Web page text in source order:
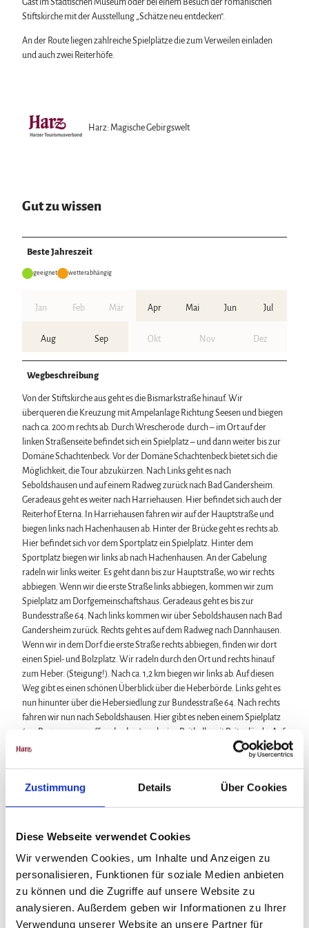
Zustimmung Details Über Cookies
Diese Webseite verwendet Cookies
Wir verwenden Cookies, um Inhalte und Anzeigen zu
personalisieren, Funktionen für soziale Medien anbieten
zu können und die Zugriffe auf unsere Website zu
analysieren. Außerdem geben wir Informationen zu Ihrer
Verwendung unserer Website an unsere Partner für
Gast im Städtischen Museum oder bei einem Besuch der romanischen
Stiftskirche mit der Ausstellung „Schätze neu entdecken“.
An der Route liegen zahlreiche Spielplätze die zum Verweilen einladen
und auch zwei Reiterhöfe.
Harz: Magische Gebirgswelt
Gut zu wissen
Beste Jahreszeit
geeignet wetterabhängig
Jan Feb Mär Apr Mai Jun Jul
Aug Sep Okt Nov Dez
Wegbeschreibung
Von der Stiftskirche aus geht es die Bismarkstraße hinauf. Wir
überqueren die Kreuzung mit Ampelanlage Richtung Seesen und biegen
nach ca. 200 m rechts ab. Durch Wrescherode durch – im Ort auf der
linken Straßenseite befindet sich ein Spielplatz – und dann weiter bis zur
Domäne Schachtenbeck. Vor der Domäne Schachtenbeck bietet sich die
Möglichkeit, die Tour abzukürzen. Nach Links geht es nach
Seboldshausen und auf einem Radweg zurück nach Bad Gandersheim.
Geradeaus geht es weiter nach Harriehausen. Hier befindet sich auch der
Reiterhof Eterna. In Harriehausen fahren wir auf der Hauptstraße und
biegen links nach Hachenhausen ab. Hinter der Brücke geht es rechts ab.
Hier befindet sich vor dem Sportplatz ein Spielplatz. Hinter dem
Sportplatz biegen wir links ab nach Hachenhausen. An der Gabelung
radeln wir links weiter. Es geht dann bis zur Hauptstraße, wo wir rechts
abbiegen. Wenn wir die erste Straße links abbiegen, kommen wir zum
Spielplatz am Dorfgemeinschaftshaus. Geradeaus geht es bis zur
Bundesstraße 64. Nach links kommen wir über Seboldshausen nach Bad
Gandersheim zurück. Rechts geht es auf dem Radweg nach Dannhausen.
Wenn wir in dem Dorf die erste Straße rechts abbiegen, finden wir dort
einen Spiel- und Bolzplatz. Wir radeln durch den Ort und rechts hinauf
zum Heber. (Steigung!). Nach ca. 1,2 km biegen wir links ab. Auf diesen
Weg gibt es einen schönen Überblick über die Heberbörde. Links geht es
nun hinunter über die Hebersiedlung zur Bundesstraße 64. Nach rechts
fahren wir nun nach Seboldshausen. Hier gibt es neben einem Spielplatz
(am Regenwasserauffangbecken) noch eine Reithalle mit Reitgelände. Auf
dem Radweg geht es nun zurück nach Bad Gandersheim.
Göttingen
Anfahrt mit dem Auto
Von Süden: A7 Richtung Hannover, Ausfahrt 68 Echte, Richtung B445
Bad Gandersheim/Kreiensen. Von Norden: A7 Richtung Kassel, Ausfahrt
67 Seesen/Harz, Richtung Seesen/Osterode/Bad Gandersheim.